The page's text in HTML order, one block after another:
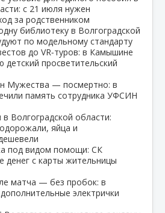
с 21 июля нужен
за родственником
библиотеку в Волгоградской
по модельному стандарту
до VR‑туров: в Камышине
детский просветительский
Мужества — посмертно: в
память сотрудника УФСИН
Волгоградской области:
яйца и
под видом помощи: СК
денег с карты жительницы
матча — без пробок: в
электрички